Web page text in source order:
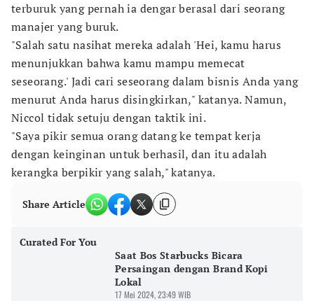
terburuk yang pernah ia dengar berasal dari seorang
manajer yang buruk.
"Salah satu nasihat mereka adalah 'Hei, kamu harus
menunjukkan bahwa kamu mampu memecat
seseorang.' Jadi cari seseorang dalam bisnis Anda yang
menurut Anda harus disingkirkan," katanya. Namun,
Niccol tidak setuju dengan taktik ini.
"Saya pikir semua orang datang ke tempat kerja
dengan keinginan untuk berhasil, dan itu adalah
kerangka berpikir yang salah," katanya.
Share Article
Curated For You
Saat Bos Starbucks Bicara
Persaingan dengan Brand Kopi
Lokal
17 Mei 2024, 23:49 WIB